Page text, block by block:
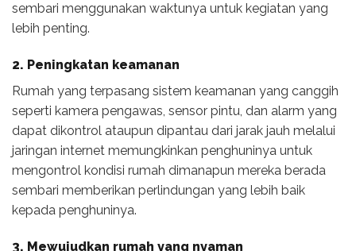
sembari menggunakan waktunya untuk kegiatan yang
lebih penting.
2. Peningkatan keamanan
Rumah yang terpasang sistem keamanan yang canggih
seperti kamera pengawas, sensor pintu, dan alarm yang
dapat dikontrol ataupun dipantau dari jarak jauh melalui
jaringan internet memungkinkan penghuninya untuk
mengontrol kondisi rumah dimanapun mereka berada
sembari memberikan perlindungan yang lebih baik
kepada penghuninya.
3. Mewujudkan rumah yang nyaman